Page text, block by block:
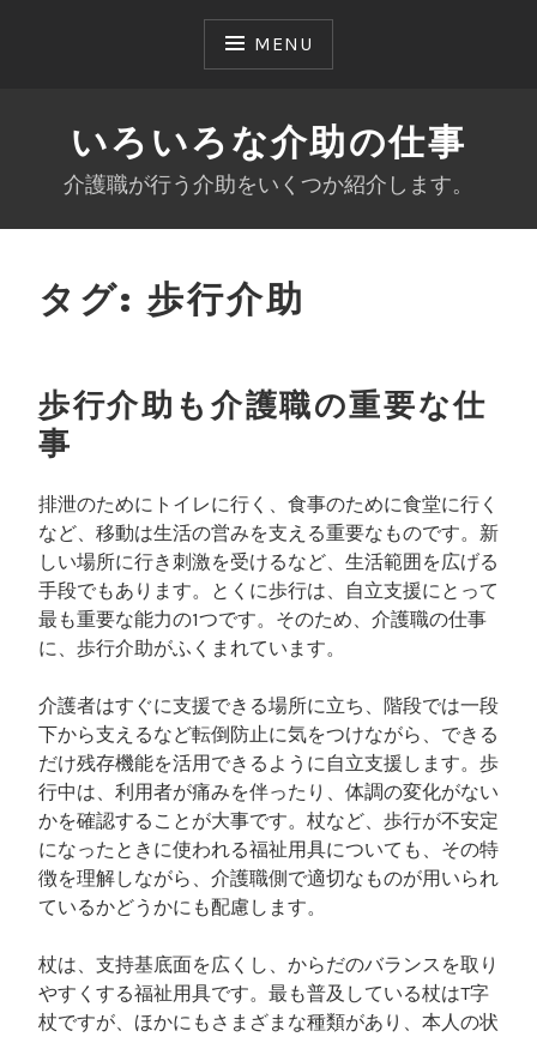
MENU
いろいろな介助の仕事
介護職が行う介助をいくつか紹介します。
タグ: 歩行介助
歩行介助も介護職の重要な仕
事
排泄のためにトイレに行く、食事のために食堂に行く
など、移動は生活の営みを支える重要なものです。新
しい場所に行き刺激を受けるなど、生活範囲を広げる
手段でもあります。とくに歩行は、自立支援にとって
最も重要な能力の1つです。そのため、介護職の仕事
に、歩行介助がふくまれています。
介護者はすぐに支援できる場所に立ち、階段では一段
下から支えるなど転倒防止に気をつけながら、できる
だけ残存機能を活用できるように自立支援します。歩
行中は、利用者が痛みを伴ったり、体調の変化がない
かを確認することが大事です。杖など、歩行が不安定
になったときに使われる福祉用具についても、その特
徴を理解しながら、介護職側で適切なものが用いられ
ているかどうかにも配慮します。
杖は、支持基底面を広くし、からだのバランスを取り
やすくする福祉用具です。最も普及している杖はT字
杖ですが、ほかにもさまざまな種類があり、本人の状